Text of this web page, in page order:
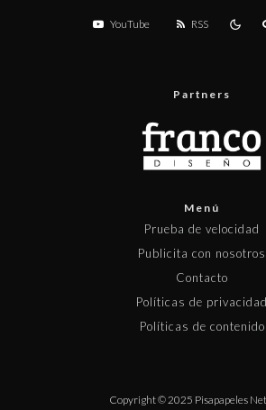
YouTube RSS
Partners
Menú
Prueba de velocidad
Publicita con nosotros
Contacto
Políticas de privacidad
Políticas de contenido
Copyright © 2025 Pisapapeles